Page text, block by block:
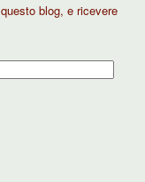
blog, e ricevere